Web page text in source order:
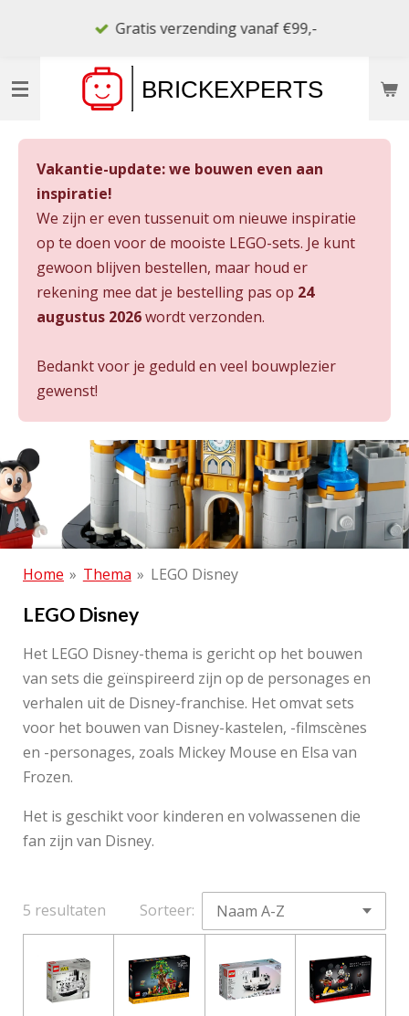
de
Gratis verzending vanaf €99,-
Vakantie-update: we bouwen even aan
inspiratie!
We zijn er even tussenuit om nieuwe inspiratie
op te doen voor de mooiste LEGO-sets. Je kunt
gewoon blijven bestellen, maar houd er
rekening mee dat je bestelling pas op 24
augustus 2026wordt verzonden.
Bedankt voor je geduld en veel bouwplezier
gewenst!
Home » Thema » LEGO Disney
LEGO Disney
Het LEGO Disney-thema is gericht op het bouwen
van sets die geïnspireerd zijn op de personages en
verhalen uit de Disney-franchise. Het omvat sets
voor het bouwen van Disney-kastelen, -filmscènes
en -personages, zoals Mickey Mouse en Elsa van
Frozen.
Het is geschikt voor kinderen en volwassenen die
fan zijn van Disney.
5 resultaten Sorteer: